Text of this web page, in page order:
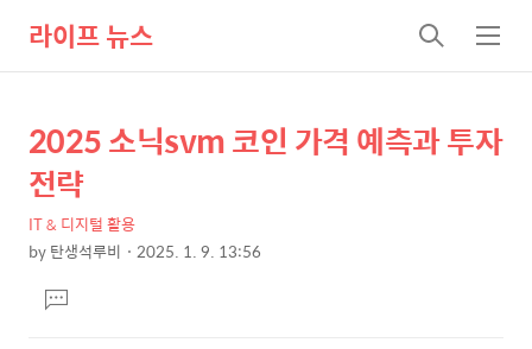
라이프 뉴스
검
색
메
뉴
상
세
컨
텐
본
문
제
목
2025 소닉svm 코인 가격 예측과 투자
전략
IT & 디지털 활용
by탄생석루비 2025. 1. 9. 13:56
문댓
글